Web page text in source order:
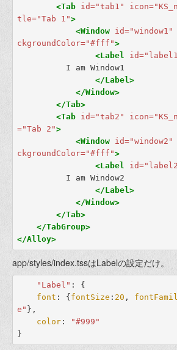
<Tab
id="tab1" icon=
tle="Tab 1">
<Window
id="window1"
ckgroundColor="#fff">
<Label
id=
</Label>
</Window>
</Tab>
<Tab
id="tab2" icon=
="Tab 2">
<Window
id="window2"
ckgroundColor="#fff">
<Label
id=
</Label>
</Window>
</Tab>
</TabGroup>
</Alloy>
app/styles/index.tssはLabelの設定だけ。
"Label" :
{
font : { fontSize : 20 ,
e" },
color:
"#999"
}